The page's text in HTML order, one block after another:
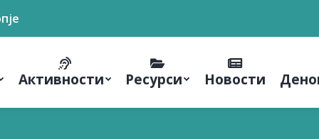
Активности Ресурси Новости